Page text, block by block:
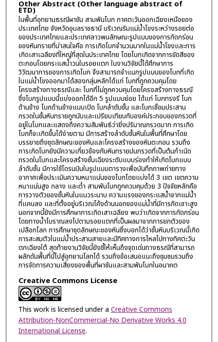
Other Abstract (Other language abstract of
ETD)
ในพื้นที่อุทยานธรณีผาชัน สามพันโบก ภาคตะวันออกเฉียงเหนือของ
ประเทศไทย จังหวัดอุบลราชธานี บริเวณริมแม่น้ำโขงระหว่างรอยต่อ
ของประเทศไทยและประเทศลาวพบลักษณะรูปแบบของการกัดกร่อน
ของหินทรายที่น่าสนใจคือ การเกิดโบกจำนวนมากในแม่น้ำโขงและการ
เกิดเสาเฉลียงที่ใหญ่ที่สุดในประเทศไทย โดยโบกเกิดจากการขัดสีของ
ตะกอนโดยกระแสน้ำวนในรอยแตก ในงานวิจัยนี้ได้ศึกษาการ
วิวัฒนาการของการเกิดโบก จึงสามารถจำแนกรูปแบบของโบกที่เกิด
ในแม่น้ำโขงออกมาได้สองกลุ่มหลักได้แก่ โบกที่ถูกควบคุมโดย
โครงสร้างทางธรณีและ โบกที่ไม่ถูกควบคุมโดยโครงสร้างทางธรณี
ซึ่งโบกรูปแบบนี้แบ่งออกได้อีก 5 รูปแบบย่อย ได้แก่ โบกทรงรี โบก
ด้านข้าง โบกด้านข้างแบบเปิด โบกลำดับชั้น และโบกเชื่อมประสาน
กรวดในชั้นหินทรายถูกนับและเปรียบเทียบกับองค์ประกอบของกรวดที่
อยู่ในโบกและแสดงถึงความสัมพันธ์ว่ายิ่งปริมาณกรวดมาก การเกิด
โบกก็จะเกิดขึ้นได้ง่ายตาม มีการสร้างลำดับชั้นหินในพื้นที่ศึกษาโดย
บรรยายถึงชุดลักษณะของหินและโครงสร้างของหินตะกอน รวมถึง
การเกิดโบกยังมีความเกี่ยวข้องกับหินทรายปนกรวดที่เป็นต้นกำเนิด
กรวดในโบกและโครงสร้างชั้นเฉียงระดับแบบร่องทำให้เกิดโบกแบบ
ลำดับชั้น มีการใช้โดรนบินในรูปแบบตารางเพื่อบันทึกภาพถ่ายทาง
อากาศเพื่อประเมินความหนาแน่นของโบกโดยแบ่งได้ 3 เขต เขตความ
หนาแน่นสูง กลาง และต่ำ สามพันโบกถูกควบคุมด้วย 3 ปัจจัยหลักคือ
การวางตัวของชั้นหินในแนวระนาบ ความแรงของกระแสน้ำจากแม่น้ำ
ที่แคบลง และที่ตั้งอยู่บริเวณโค้งด้านนอกของแม่น้ำที่มีการกัดเซาะสูง
นอกจากนี้ยังมีการศึกษาการเกิดเสาเฉลียง พบว่าเกิดจากการกัดกร่อน
โดยทางน้ำโบราณลงไปตามรอยแตกที่เป็นผลมาจากการยกตัวของ
เปลือกโลก การศึกษาชุดลักษณะของหินซึ่งบอกได้ว่าชั้นหินบริเวณนี้เกิด
การสะสมตัวในแม่น้ำประสานสายและมีทิศทางการไหลไปทางทิศตะวัน
ตกเฉียงใต้ สุดท้ายงานวิจัยนี้ยังชี้ให้เห็นถึงจุดเด่นทางธรณีที่สามารถ
ผลักดันพื้นที่นี้ไปสู่อุทยานโลกได้ รวมถึงข้อเสนอแนะถึงชุมชนรวมถึง
การจัดการความเสี่ยงของพื้นที่ผาชันและสามพันโบกในอนาคต
Creative Commons License
This work is licensed under a Creative Commons
Attribution-NonCommercial-No Derivative Works 4.0
International License.